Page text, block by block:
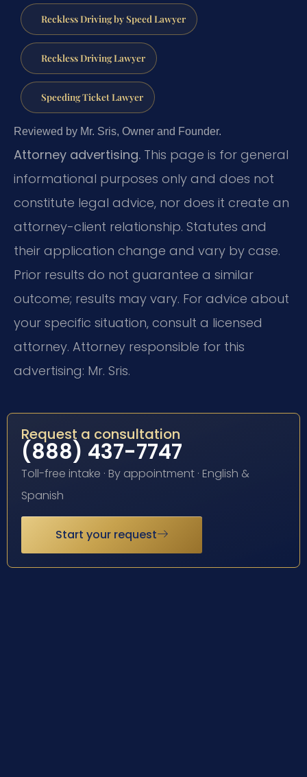
Reckless Driving by Speed Lawyer
Reckless Driving Lawyer
Speeding Ticket Lawyer
Reviewed by Mr. Sris, Owner and Founder.
Attorney advertising. This page is for general
informational purposes only and does not
constitute legal advice, nor does it create an
attorney-client relationship. Statutes and
their application change and vary by case.
Prior results do not guarantee a similar
outcome; results may vary. For advice about
your specific situation, consult a licensed
attorney. Attorney responsible for this
advertising: Mr. Sris.
Request a consultation
(888) 437-7747
Toll-free intake · By appointment · English &
Spanish
Start your request